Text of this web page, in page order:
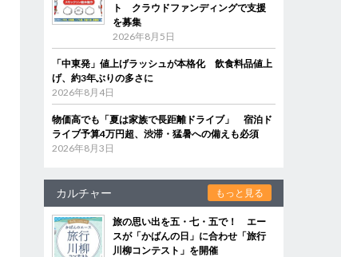
ト クラウドファンディングで支援
を募集
2026年8月5日
「中東発」値上げラッシュが本格化 飲食料品値上
げ、約3年ぶりの多さに
2026年8月4日
物価高でも「夏は家族で長距離ドライブ」 宿泊ド
ライブ予算4万円超、渋滞・猛暑への備えも必須
2026年8月3日
カルチャー もっと見る
旅の思い出を五・七・五で！ エー
スが「かばんの日」に合わせ「旅行
川柳コンテスト」を開催